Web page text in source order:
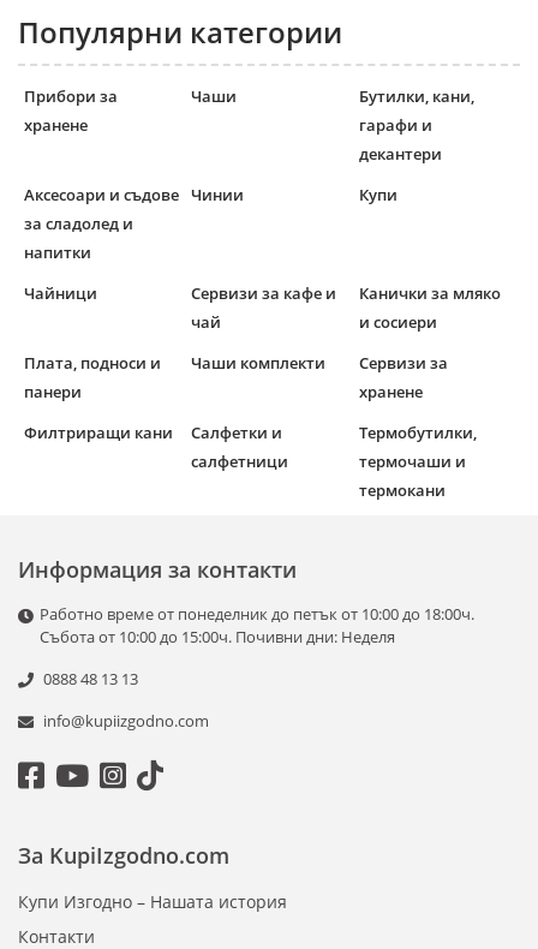
Популярни категории
Прибори за
хранене
Чаши
Бутилки, кани,
гарафи и
декантери
Аксесоари и съдове
за сладолед и
напитки
Чинии Купи
Чайници
Сервизи за кафе и
чай
Канички за мляко
и сосиери
Плата, подноси и
панери
Чаши комплекти
Сервизи за
хранене
Филтриращи кани
Салфетки и
салфетници
Термобутилки,
термочаши и
термокани
Информация за контакти
Работно време от понеделник до петък от 10:00 до 18:00ч.
Събота от 10:00 до 15:00ч. Почивни дни: Неделя
0888 48 13 13
info@kupiizgodno.com
За KupiIzgodno.com
Купи Изгодно – Нашата история
Контакти